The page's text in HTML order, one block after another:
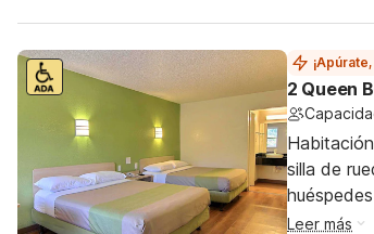
2 Queen
silla de
Leer más